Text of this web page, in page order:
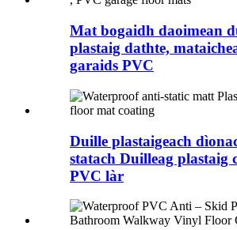
Mat bogaidh daoimean
plastaig dathte,
garaids PVC
Duille plastaigeach
statach Duilleag plastaig
PVC làr